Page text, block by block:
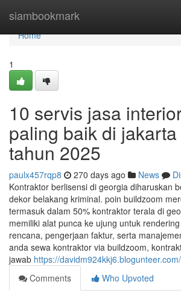
siambookmark
Home
Home
1
10 servis jasa
paling baik di
tahun 2025
paulx457rqp8 270 days ago News
Kontraktor berlisensi di georgia diharuskan
dekor belakang kriminal. poin buildzoom
termasuk dalam 50% kontraktor terala di
memiliki alat punca ke ujung untuk
rencana, pengerjaan faktur, serta
anda sewa kontraktor via buildzoom,
jawab https://
Comments
Who Upvoted